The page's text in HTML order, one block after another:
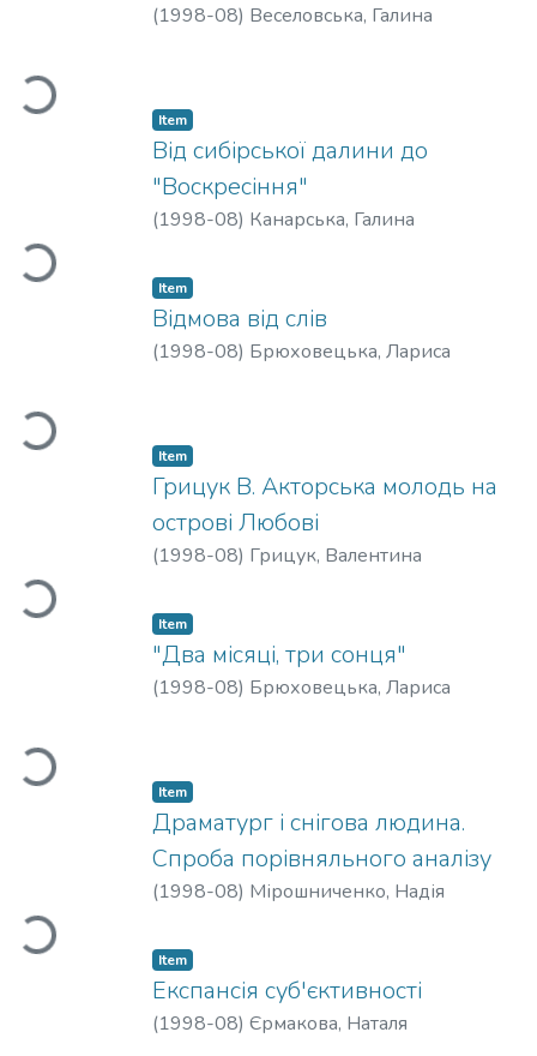
Loading...
(1998-08) Веселовська, Галина
Loading...
Item
Від сибірської далини до
"Воскресіння"
(1998-08) Канарська, Галина
Loading...
Item
Відмова від слів
(1998-08) Брюховецька, Лариса
Loading...
Item
Грицук В. Акторська молодь на
острові Любові
(1998-08) Грицук, Валентина
Loading...
Item
"Два місяці, три сонця"
(1998-08) Брюховецька, Лариса
Loading...
Item
Драматург і снігова людина.
Спроба порівняльного аналізу
(1998-08) Мірошниченко, Надія
Item
Експансія суб'єктивності
(1998-08) Єрмакова, Наталя